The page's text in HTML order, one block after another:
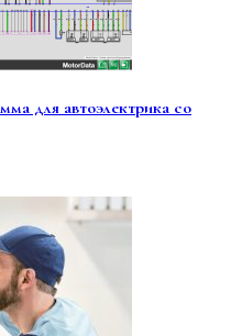
для автоэлектрика со